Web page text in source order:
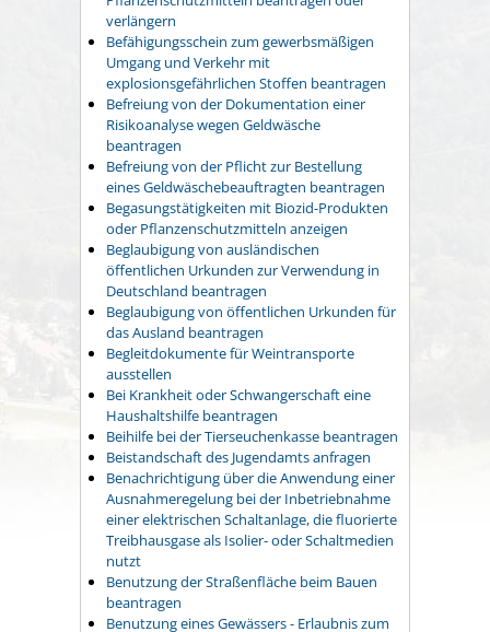
verlängern
Befähigungsschein zum gewerbsmäßigen
Umgang und Verkehr mit
explosionsgefährlichen Stoffen beantragen
Befreiung von der Dokumentation einer
Risikoanalyse wegen Geldwäsche
beantragen
Befreiung von der Pflicht zur Bestellung
eines Geldwäschebeauftragten beantragen
Begasungstätigkeiten mit Biozid-Produkten
oder Pflanzenschutzmitteln anzeigen
Beglaubigung von ausländischen
öffentlichen Urkunden zur Verwendung in
Deutschland beantragen
Beglaubigung von öffentlichen Urkunden für
das Ausland beantragen
Begleitdokumente für Weintransporte
ausstellen
Bei Krankheit oder Schwangerschaft eine
Haushaltshilfe beantragen
Beihilfe bei der Tierseuchenkasse beantragen
Beistandschaft des Jugendamts anfragen
Benachrichtigung über die Anwendung einer
Ausnahmeregelung bei der Inbetriebnahme
einer elektrischen Schaltanlage, die fluorierte
Treibhausgase als Isolier- oder Schaltmedien
nutzt
Benutzung der Straßenfläche beim Bauen
beantragen
Benutzung eines Gewässers - Erlaubnis zum